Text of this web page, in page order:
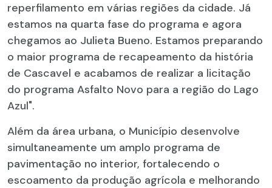
reperfilamento em várias regiões da cidade. Já
estamos na quarta fase do programa e agora
chegamos ao Julieta Bueno. Estamos preparando
o maior programa de recapeamento da história
de Cascavel e acabamos de realizar a licitação
do programa Asfalto Novo para a região do Lago
Azul".
Além da área urbana, o Município desenvolve
simultaneamente um amplo programa de
pavimentação no interior, fortalecendo o
escoamento da produção agrícola e melhorando